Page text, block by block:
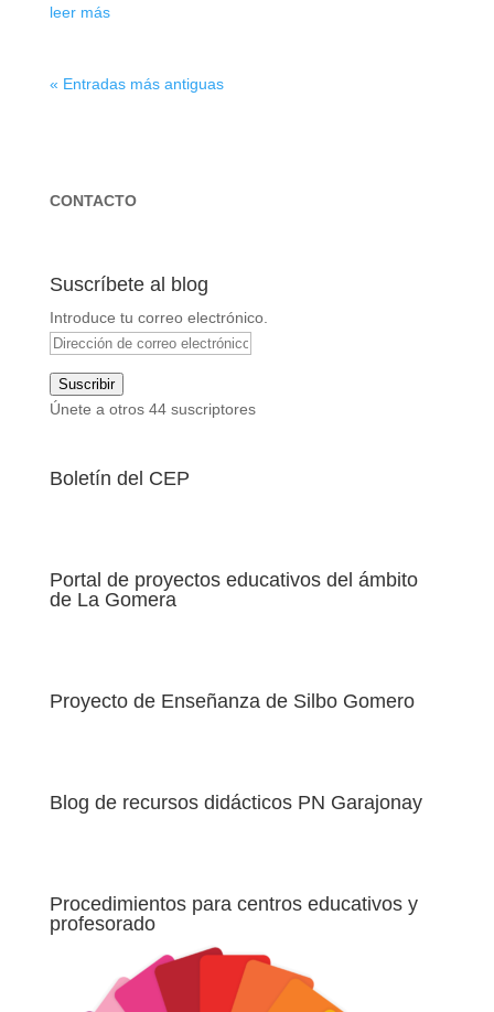
leer más
« Entradas más antiguas
CONTACTO
Suscríbete al blog
Introduce tu correo electrónico.
Dirección
correo
electrónico
Suscribir
Únete a otros 44 suscriptores
Boletín del CEP
Portal de proyectos educativos del ámbito
de La Gomera
Proyecto de Enseñanza de Silbo Gomero
Blog de recursos didácticos PN Garajonay
Procedimientos para centros educativos y
profesorado